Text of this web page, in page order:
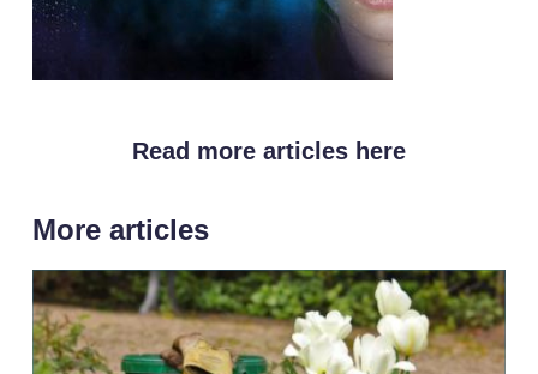
Read more articles here
More articles